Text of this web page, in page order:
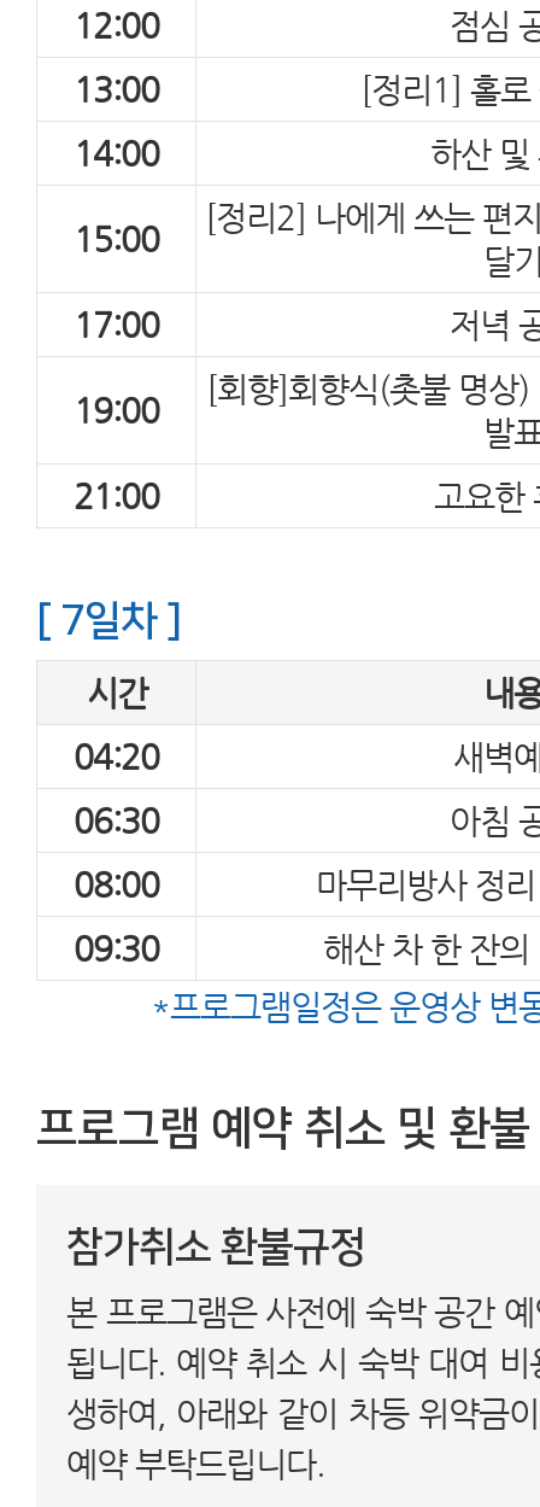
12:00
점심
13:00
[정리1] 홀
14:00
하산 및
15:00
[정리2] 나에게 쓰는 편
달
17:00
저녁
19:00
[회향]회향식(촛불 명상
발
21:00
고요한
[ 7일차 ]
시간
내
04:20
새벽
06:30
아침
08:00
마무리방사 정
09:30
해산 차 한 잔
*프로그램일정은 운영상 변
프로그램 예약 취소 및 환
참가취소 환불규정
본 프로그램은 사전에 숙박 공간
됩니다. 예약 취소 시 숙박 대여
생하여, 아래와 같이 차등 위약금
예약 부탁드립니다.